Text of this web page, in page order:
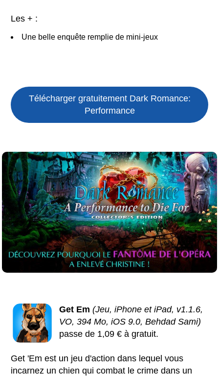
Les + :
Une belle enquête remplie de mini-jeux
Télécharger gratuitement Dark Romance:
Performance
Get Em (Jeu, iPhone et iPad, v1.1.6,
VO, 394 Mo, iOS 9.0, Behdad Sami)
passe de 1,09 € à gratuit.
Get 'Em est un jeu d'action dans lequel vous
incarnez un chien qui combat le crime dans un